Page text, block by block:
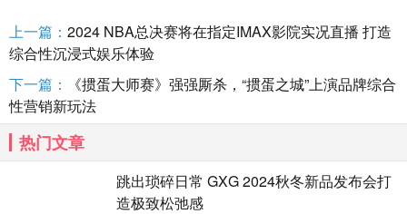
上一篇： 2024 NBA总决赛将在指定IMAX影院实况直播 打造
综合性沉浸式娱乐体验
下一篇：
《掼蛋大师赛》强强厮杀，“掼蛋之城”上演品牌综合
性营销新玩法
热门文章
跳出琐碎日常 GXG 2024秋冬新品发布会打
造极致松弛感